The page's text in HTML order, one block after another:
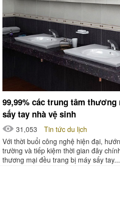
99,99% các trung tâm
sấy tay nhà vệ sinh
31,053
Tin tức du lịch
Với thời buổi công nghệ hiện đại,
trường và tiếp kiệm thời gian đây
thương mại đều trang bị máy sấy tay...